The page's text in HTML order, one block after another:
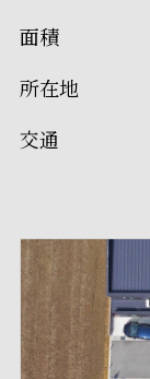
面積
所在地
交通